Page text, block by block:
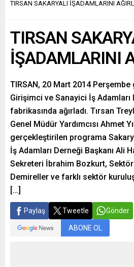
TIRSAN SAKARYALI İŞADAMLARINI
TIRSAN
İŞADAMLARINI
TIRSAN, 20 Mart 2014 Perşembe
Girişimci ve Sanayici İş Adamları
fabrikasında ağırladı. Tırsan
Genel Müdür Yardımcısı Ahmet
gerçekleştirilen programa
İş Adamları Derneği Başkanı Ali
Sekreteri İbrahim Bozkurt,
Demireller ve farklı sektör
[…]
Paylaş Tweetle Gönder
ABONE OL